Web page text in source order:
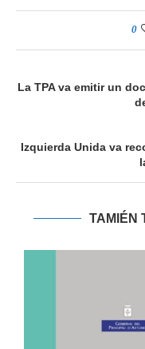
0
La TPA va emitir un
Izquierda Unida va
TAMIÉN